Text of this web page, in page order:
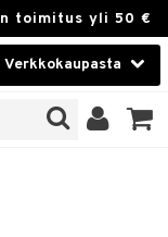
toimitus yli 50 €
Verkkokaupasta